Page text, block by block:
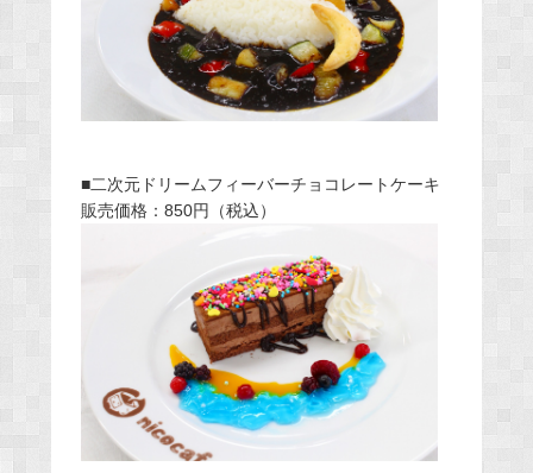
■二次元ドリームフィーバーチョコレートケーキ
販売価格：850円（税込）